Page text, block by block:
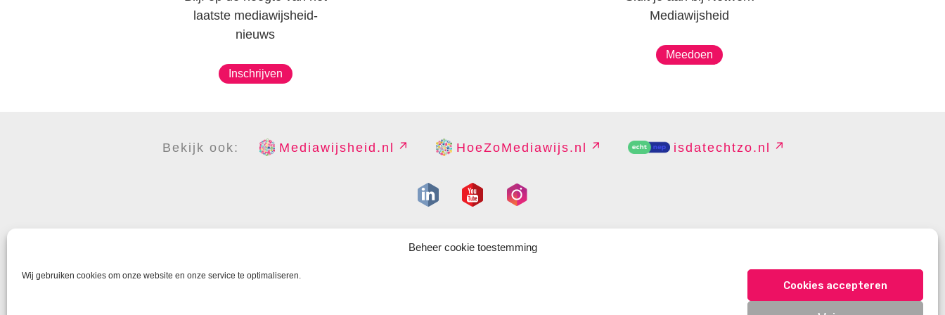
Beheer cookie toestemming
Wij gebruiken cookies om onze website en onze service te optimaliseren.
Cookies accepteren
laatste mediawijsheid-
nieuws
Inschrijven
Mediawijsheid
Meedoen
Bekijk ook: Mediawijsheid.nl HoeZoMediawijs.nl isdatechtzo.nl